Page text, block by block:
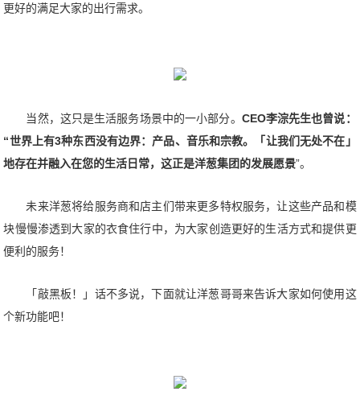
更好的满足大家的出行需求。
当然，这只是生活服务场景中的一小部分。 CEO李淙先生也曾说：
“世界上有3种东西没有边界：产品、音乐和宗教。「让我们无处不在」
地存在并融入在您的生活日常，这正是洋葱集团的发展愿景”。
未来洋葱将给服务商和店主们带来更多特权服务，让这些产品和模
块慢慢渗透到大家的衣食住行中，为大家创造更好的生活方式和提供更
便利的服务！
「敲黑板！」话不多说，下面就让洋葱哥哥来告诉大家如何使用这
个新功能吧！